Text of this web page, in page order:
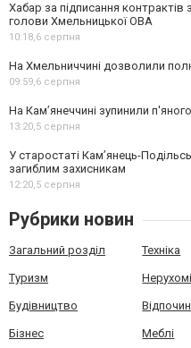
Хабар за підписання контрактів
голови Хмельницької ОВА
10:18,6 серпня
На Хмельниччині дозволили
09:59,6 серпня
На Камʼянеччині зупинили
13:20,5 серпня
У старостаті Кам’янець-
загиблим захисникам
12:20,5 серпня
Рубрики новин
Загальний розділ Техніка
Туризм
Будівництво
Бізнес Меблі